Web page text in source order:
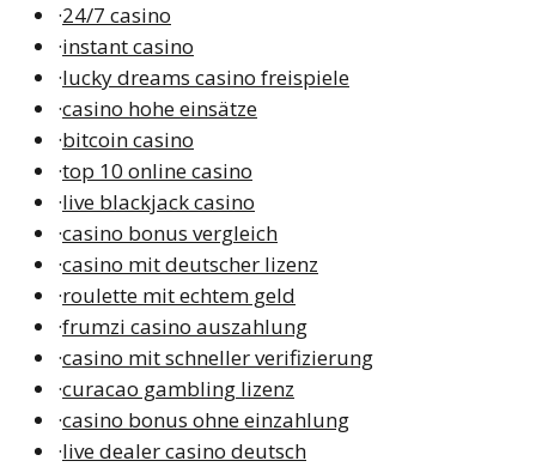
·24/7 casino
·instant casino
·lucky dreams casino freispiele
·casino hohe einsätze
·bitcoin casino
·top 10 online casino
·live blackjack casino
·casino bonus vergleich
·casino mit deutscher lizenz
·roulette mit echtem geld
·frumzi casino auszahlung
·casino mit schneller verifizierung
·curacao gambling lizenz
·casino bonus ohne einzahlung
·live dealer casino deutsch